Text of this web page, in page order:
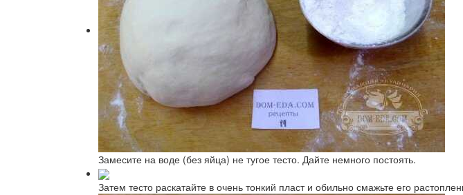
Замесите на воде (без яйца) не тугое тесто. Дайте немного постоять.
Затем тесто раскатайте в очень тонкий пласт и обильно смажьте его